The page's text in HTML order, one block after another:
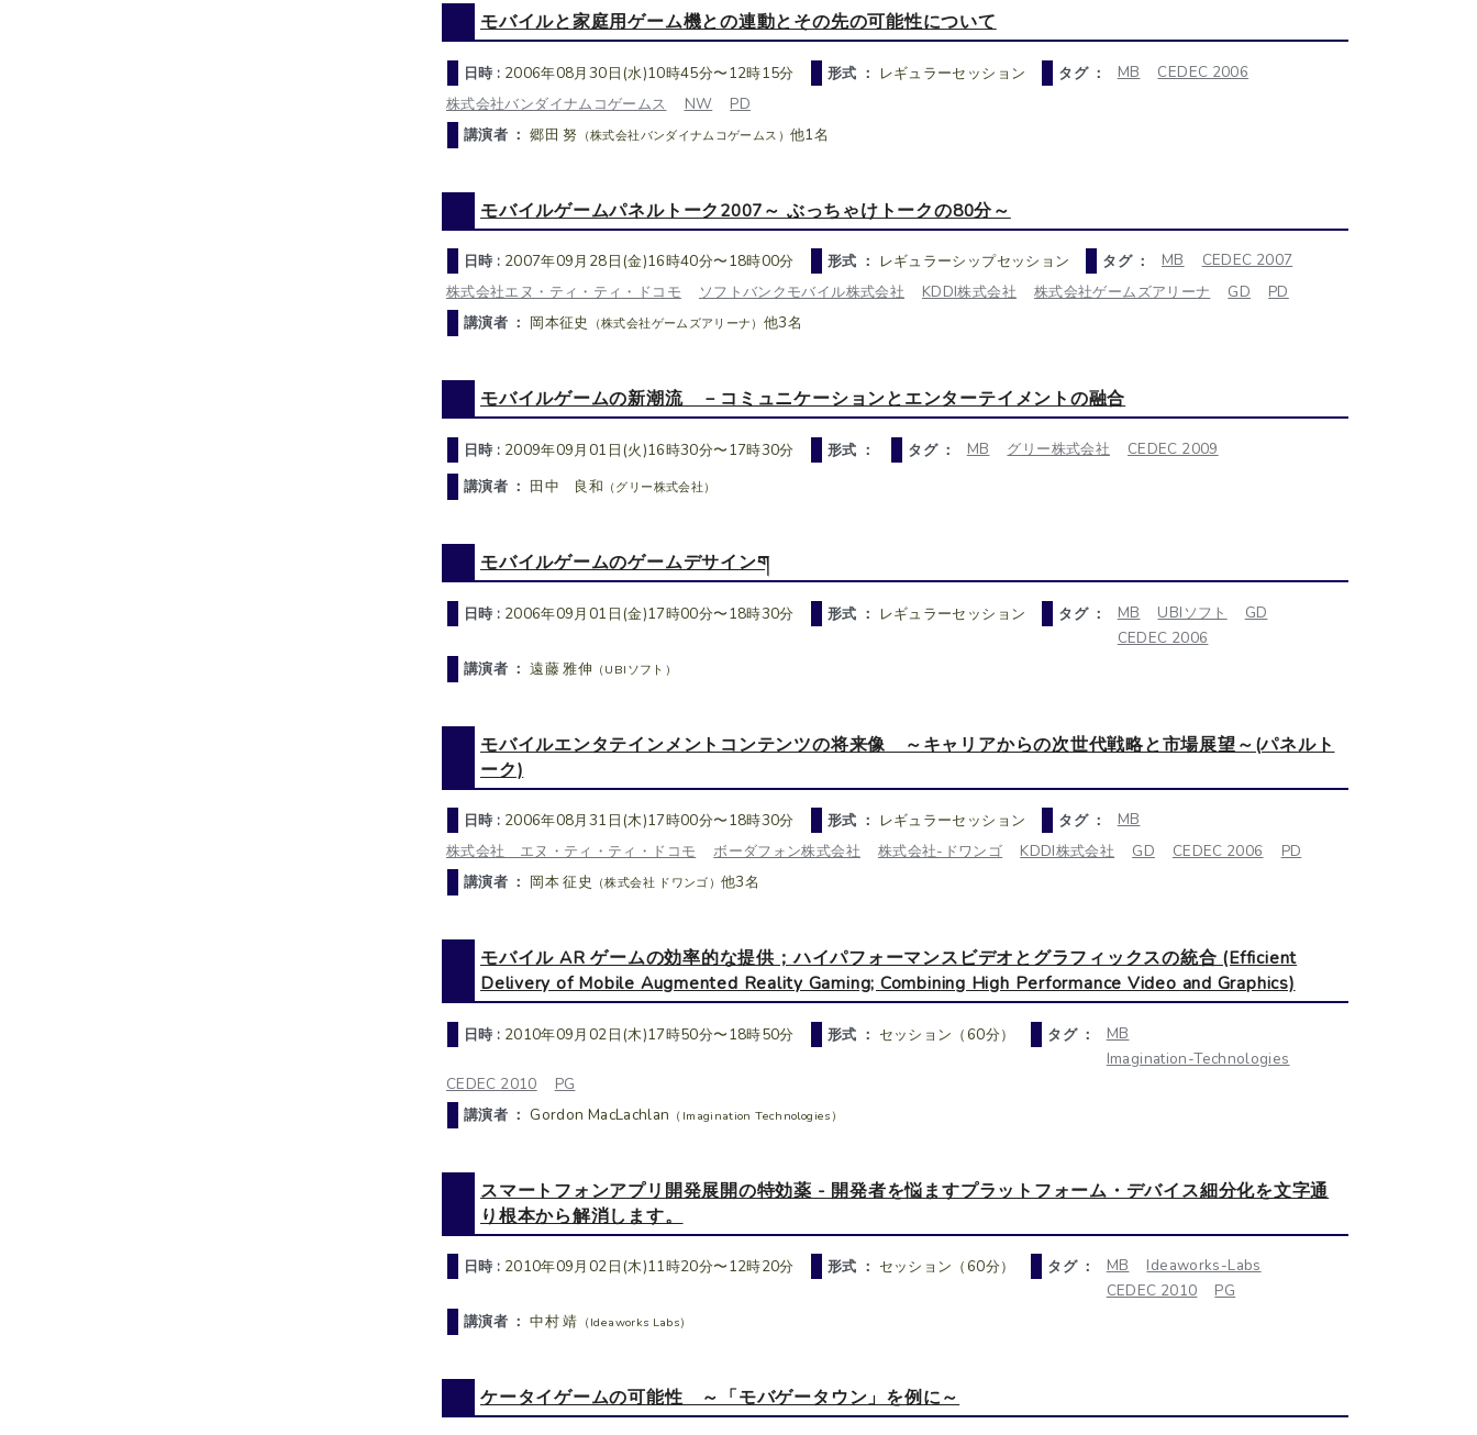
モバイルと家庭用ゲーム機との連動とその先の可能性について
日時 : 2006年08月30日(水)10時45分〜12時15分 形式 ： レギュラーセッション タグ ： MB
CEDEC 2006
株式会社バンダイナムコゲームス
NW
PD
講演者 ：郷田 努 （株式会社バンダイナムコゲームス） 他1名
モバイルゲームパネルトーク2007～ ぶっちゃけトークの80分～
日時 : 2007年09月28日(金)16時40分〜18時00分 形式 ： レギュラーシップセッション タグ ： MB
CEDEC 2007
株式会社エヌ・ティ・ティ・ドコモ
ソフトバンクモバイル株式会社 KDDI株式会社 株式会社ゲームズアリーナ GD
PD
講演者 ： 岡本征史 （株式会社ゲームズアリーナ） 他3名
モバイルゲームの新潮流 －コミュニケーションとエンターテイメントの融合
日時 : 2009年09月01日(火)16時30分〜17時30分 形式 ： タグ ： MB グリー株式会社
CEDEC 2009
講演者 ： 田中 良和 （グリー株式会社）
モバイルゲームのゲームデサインག
日時 : 2006年09月01日(金)17時00分〜18時30分 形式 ： レギュラーセッション タグ ： MB UBIソフト
GD
CEDEC 2006
講演者 ：遠藤 雅伸 （UBIソフト）
モバイルエンタテインメントコンテンツの将来像 ～キャリアからの次世代戦略と市場展望～(パネルト
ーク)
日時 : 2006年08月31日(木)17時00分〜18時30分 形式 ： レギュラーセッション タグ ：
MB
株式会社 エヌ・ティ・ティ・ドコモ
ボーダフォン株式会社 株式会社-ドワンゴ KDDI株式会社 GD CEDEC 2006
PD
講演者 ： 岡本 征史 （株式会社 ドワンゴ）他3名
モバイル AR ゲームの効率的な提供；ハイパフォーマンスビデオとグラフィックスの統合 (Efficient
Delivery of Mobile Augmented Reality Gaming; Combining High Performance Video and Graphics)
日時 : 2010年09月02日(木)17時50分〜18時50分 形式 ： セッション（60分） タグ ：
MB
Imagination-Technologies
CEDEC 2010
PG
講演者 ：Gordon MacLachlan （Imagination Technologies）
スマートフォンアプリ開発展開の特効薬 - 開発者を悩ますプラットフォーム・デバイス細分化を文字通
り根本から解消します。
日時 : 2010年09月02日(木)11時20分〜12時20分 形式 ： セッション（60分） タグ ： MB
Ideaworks-Labs
CEDEC 2010
PG
講演者 ：中村 靖 （Ideaworks Labs）
ケータイゲームの可能性 ～「モバゲータウン」を例に～